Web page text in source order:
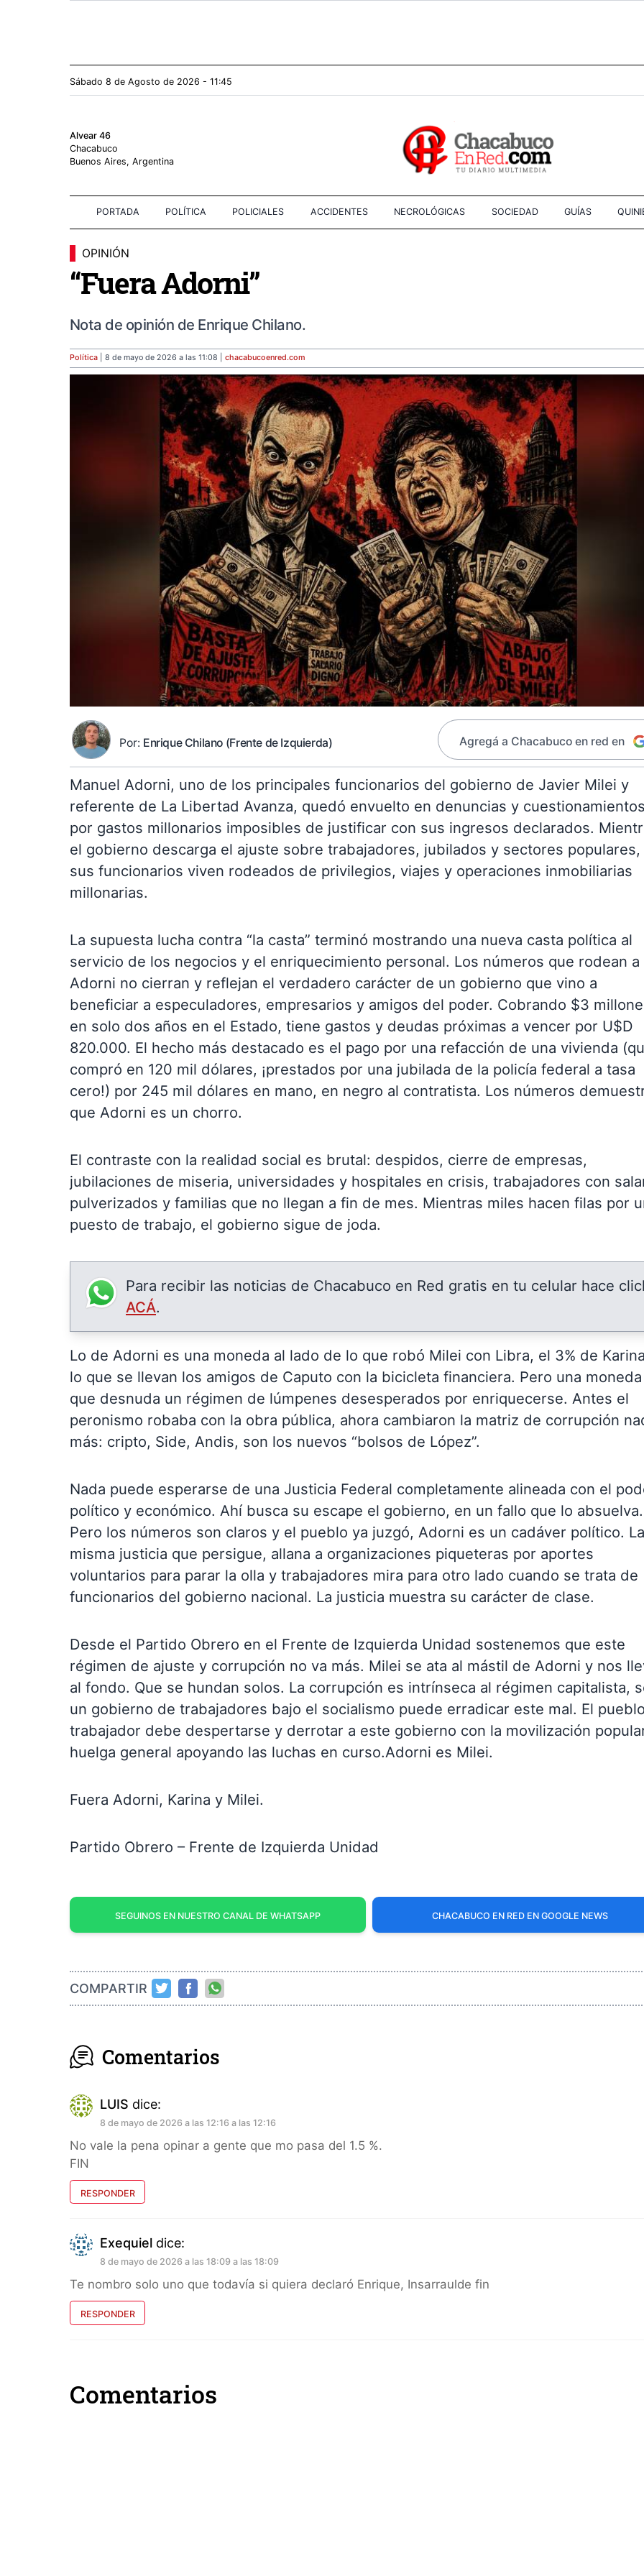
Sábado 8 de Agosto de 2026 - 11:45
Alvear 46
Chacabuco
Buenos Aires, Argentina
PORTADA POLÍTICA POLICIALES ACCIDENTES NECROLÓGICAS SOCIEDAD GUÍAS
OPINIÓN
“Fuera Adorni”
Nota de opinión de Enrique Chilano.
Política | 8 de mayo de 2026 a las 11:08 | chacabucoenred.com
Por: Enrique Chilano (Frente de Izquierda) Agregá a Chacabuco en red en
Manuel Adorni, uno de los principales funcionarios del gobierno de Javier Milei y
referente de La Libertad Avanza, quedó envuelto en denuncias y cuestionamientos
por gastos millonarios imposibles de justificar con sus ingresos declarados.
el gobierno descarga el ajuste sobre trabajadores, jubilados y sectores populares,
sus funcionarios viven rodeados de privilegios, viajes y operaciones inmobiliarias
millonarias.
La supuesta lucha contra “la casta” terminó mostrando una nueva casta política al
servicio de los negocios y el enriquecimiento personal. Los números que rodean a
Adorni no cierran y reflejan el verdadero carácter de un gobierno que vino a
beneficiar a especuladores, empresarios y amigos del poder. Cobrando $3
en solo dos años en el Estado, tiene gastos y deudas próximas a vencer por U$D
820.000. El hecho más destacado es el pago por una refacción de una vivienda
compró en 120 mil dólares, ¡prestados por una jubilada de la policía federal a tasa
cero!) por 245 mil dólares en mano, en negro al contratista. Los números
que Adorni es un chorro.
El contraste con la realidad social es brutal: despidos, cierre de empresas,
jubilaciones de miseria, universidades y hospitales en crisis, trabajadores con
pulverizados y familias que no llegan a fin de mes. Mientras miles hacen filas por
puesto de trabajo, el gobierno sigue de joda.
Para recibir las noticias de Chacabuco en Red gratis en tu celular hace
ACÁ.
Lo de Adorni es una moneda al lado de lo que robó Milei con Libra, el 3% de
lo que se llevan los amigos de Caputo con la bicicleta financiera. Pero una moneda
que desnuda un régimen de lúmpenes desesperados por enriquecerse. Antes el
peronismo robaba con la obra pública, ahora cambiaron la matriz de corrupción
más: cripto, Side, Andis, son los nuevos “bolsos de López”.
Nada puede esperarse de una Justicia Federal completamente alineada con el
político y económico. Ahí busca su escape el gobierno, en un fallo que lo absuelva.
Pero los números son claros y el pueblo ya juzgó, Adorni es un cadáver político. La
misma justicia que persigue, allana a organizaciones piqueteras por aportes
voluntarios para parar la olla y trabajadores mira para otro lado cuando se trata de
funcionarios del gobierno nacional. La justicia muestra su carácter de clase.
Desde el Partido Obrero en el Frente de Izquierda Unidad sostenemos que este
régimen de ajuste y corrupción no va más. Milei se ata al mástil de Adorni y nos
al fondo. Que se hundan solos. La corrupción es intrínseca al régimen capitalista,
un gobierno de trabajadores bajo el socialismo puede erradicar este mal. El pueblo
trabajador debe despertarse y derrotar a este gobierno con la movilización
huelga general apoyando las luchas en curso.Adorni es Milei.
Fuera Adorni, Karina y Milei.
Partido Obrero – Frente de Izquierda Unidad
SEGUINOS EN NUESTRO CANAL DE WHATSAPP CHACABUCO EN RED EN GOOGLE NEWS
COMPARTIR
Comentarios
LUIS dice:
8 de mayo de 2026 a las 12:16 a las 12:16
No vale la pena opinar a gente que mo pasa del 1.5 %.
FIN
RESPONDER
Exequiel dice:
8 de mayo de 2026 a las 18:09 a las 18:09
Te nombro solo uno que todavía si quiera declaró Enrique, Insarraulde fin
RESPONDER
Comentarios